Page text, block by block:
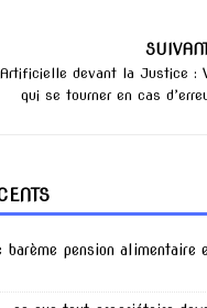
devant la Justice :
qui se tourner en cas
barème pension alimentaire